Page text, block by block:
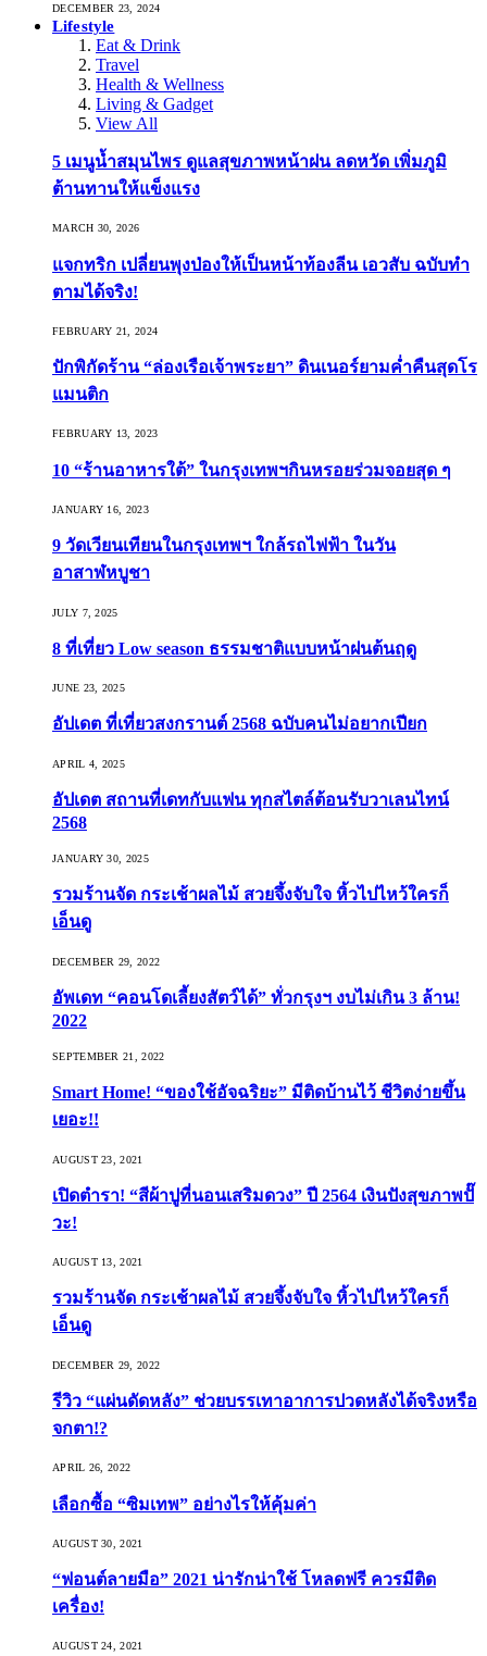
DECEMBER 23, 2024
Lifestyle
Eat & Drink
Travel
Health & Wellness
Living & Gadget
View All
5 เมนูน้ำสมุนไพร ดูแลสุขภาพหน้าฝน ลดหวัด เพิ่มภูมิ
ต้านทานให้แข็งแรง
MARCH 30, 2026
แจกทริก เปลี่ยนพุงป่องให้เป็นหน้าท้องลีน เอวสับ ฉบับทำ
ตามได้จริง!
FEBRUARY 21, 2024
ปักพิกัดร้าน “ล่องเรือเจ้าพระยา” ดินเนอร์ยามค่ำคืนสุดโร
แมนติก
FEBRUARY 13, 2023
10 “ร้านอาหารใต้” ในกรุงเทพฯกินหรอยร่วมจอยสุด ๆ
JANUARY 16, 2023
9 วัดเวียนเทียนในกรุงเทพฯ ใกล้รถไฟฟ้า ในวัน
อาสาฬหบูชา
JULY 7, 2025
8 ที่เที่ยว Low season ธรรมชาติแบบหน้าฝนต้นฤดู️
JUNE 23, 2025
อัปเดต ที่เที่ยวสงกรานต์ 2568 ฉบับคนไม่อยากเปียก
APRIL 4, 2025
อัปเดต สถานที่เดทกับแฟน ทุกสไตล์ต้อนรับวาเลนไทน์
2568
JANUARY 30, 2025
รวมร้านจัด กระเช้าผลไม้ สวยจึ้งจับใจ หิ้วไปไหว้ใครก็
เอ็นดู
DECEMBER 29, 2022
อัพเดท “คอนโดเลี้ยงสัตว์ได้” ทั่วกรุงฯ งบไม่เกิน 3 ล้าน!
2022
SEPTEMBER 21, 2022
Smart Home! “ของใช้อัจฉริยะ” มีติดบ้านไว้ ชีวิตง่ายขึ้น
เยอะ!!
AUGUST 23, 2021
เปิดตำรา! “สีผ้าปูที่นอนเสริมดวง” ปี 2564 เงินปังสุขภาพปั๊
วะ!
AUGUST 13, 2021
รวมร้านจัด กระเช้าผลไม้ สวยจึ้งจับใจ หิ้วไปไหว้ใครก็
เอ็นดู
DECEMBER 29, 2022
รีวิว “แผ่นดัดหลัง” ช่วยบรรเทาอาการปวดหลังได้จริงหรือ
จกตา!?
APRIL 26, 2022
เลือกซื้อ “ซิมเทพ” อย่างไรให้คุ้มค่า
AUGUST 30, 2021
“ฟอนต์ลายมือ” 2021 น่ารักน่าใช้ โหลดฟรี ควรมีติด
เครื่อง!
AUGUST 24, 2021